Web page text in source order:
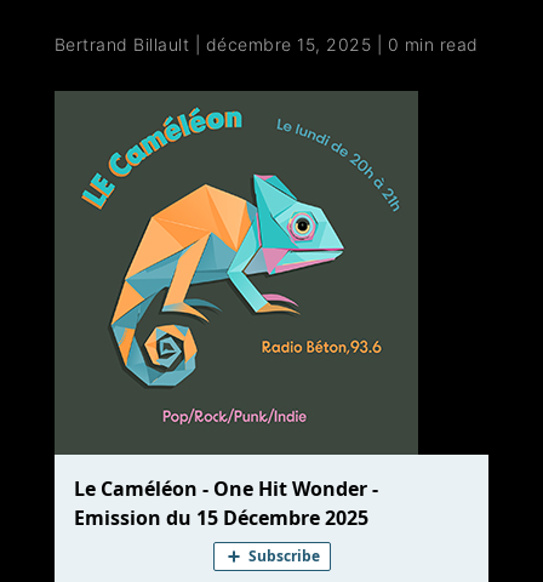
Bertrand Billault décembre 15, 2025 0 min read